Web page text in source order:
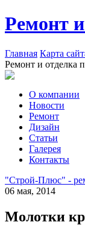
Ремонт
Главная Карта
Ремонт и отделка
О компании
Новости
Ремонт
Дизайн
Статьи
Галерея
Контакты
"Строй-Плюс" -
06 мая, 2014
Молотки